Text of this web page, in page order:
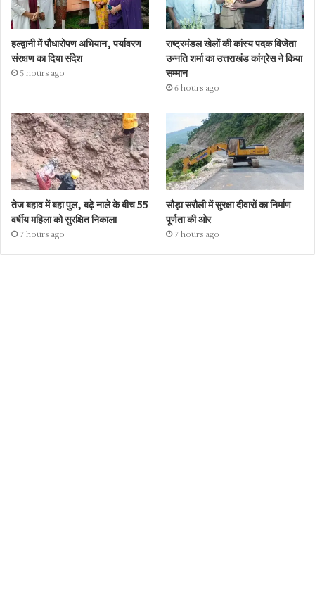
हल्द्वानी में पौधारोपण अभियान, पर्यावरण
संरक्षण का दिया संदेश
5 hours ago
राष्ट्रमंडल खेलों की कांस्य पदक विजेता
उन्नति शर्मा का उत्तराखंड कांग्रेस ने किया
सम्मान
6 hours ago
तेज बहाव में बहा पुल, बढ़े नाले के बीच 55
वर्षीय महिला को सुरक्षित निकाला
7 hours ago
सौड़ा सरौली में सुरक्षा दीवारों का निर्माण
पूर्णता की ओर
7 hours ago